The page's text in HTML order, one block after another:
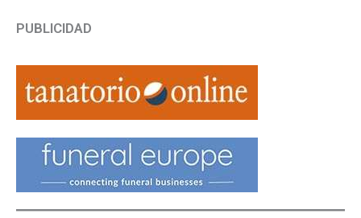
PUBLICIDAD